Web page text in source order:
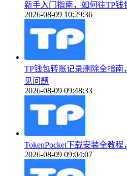
新手入门指南，如何往TP钱
2026-08-09 10:29:36
TP钱包转账记录删除全指
见问题
2026-08-09 09:48:33
TokenPocket下载安装全教
2026-08-09 09:04:07